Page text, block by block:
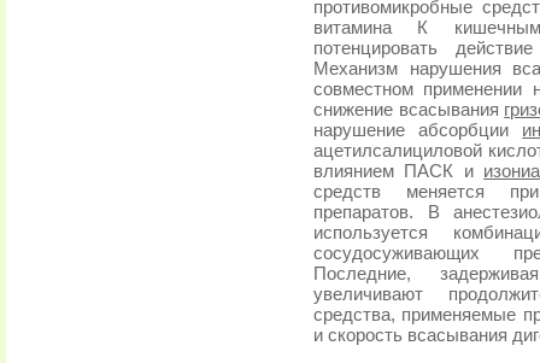
противомикробные
витамина К
потенцировать
Механизм нарушения
совместном применении
снижение всасывания
нарушение абсорбции
ацетилсалициловой
влиянием ПАСК и
средств меняется
препаратов. В
используется
сосудосуживающих
Последние,
увеличивают
средства, применяемые
и скорость всасывания